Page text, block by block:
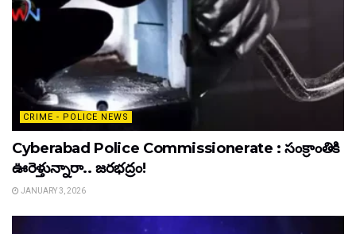
CRIME - POLICE NEWS
Cyberabad Police Commissionerate : సంక్రాంతికి
ఊరెళ్తున్నారా.. జరభద్రం!
JANUARY 3, 2026